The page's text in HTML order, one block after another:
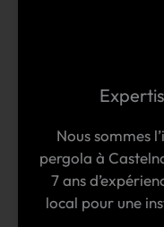
Nous sommes
pergola à
7 ans
local pour une